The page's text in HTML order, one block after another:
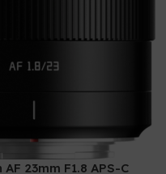
23mm F1.8 APS-C